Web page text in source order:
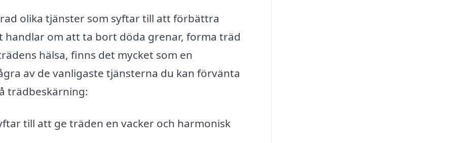
olika tjänster som syftar till att förbättra
om att ta bort döda grenar, forma träd
hälsa, finns det mycket som en
av de vanligaste tjänsterna du kan förvänta
trädbeskärning:
till att ge träden en vacker och harmonisk